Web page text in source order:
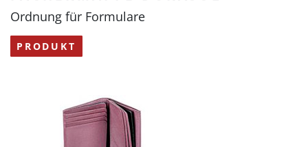
Ordnung für Formulare
PRODUKT